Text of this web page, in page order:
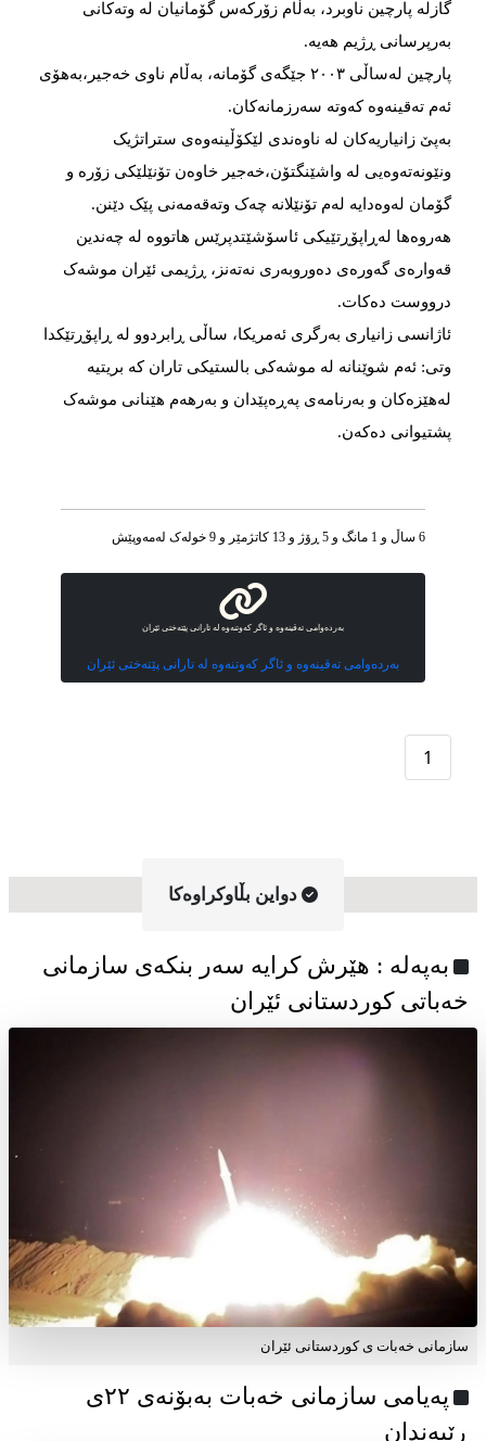
گازلە پارچین ناوبرد، بەڵام زۆرکەس گۆمانیان لە وتەکانی
بەرپرسانی ڕژیم هەیە.
پارچین لەساڵی ۲۰۰۳ جێگەی گۆمانە، بەڵام ناوی خەجیر،بەهۆی
ئەم تەقینەوە کەوتە سەرزمانەکان.
بەپێ زانیاریەکان لە ناوەندی لێکۆڵینەوەی ستراتژیک
ونێونەتەوەیی لە واشێنگتۆن،خەجیر خاوەن تۆنێلێکی زۆرە و
گۆمان لەوەدایە لەم تۆنێلانە چەک وتەقەمەنی پێک دێنن.
هەروەها لەڕاپۆڕتێیکی ئاسۆشێتدپرێس هاتووە لە چەندین
قەوارەی گەورەی دەوروبەری نەتەنز، ڕژیمی ئێران موشەک
درووست دەکات.
ئاژانسی زانیاری بەرگری ئەمریکا، ساڵی ڕابردوو لە ڕاپۆڕتێکدا
وتی: ئەم شوێنانە لە موشەکی بالستیکی تاران کە بریتیە
لەهێزەکان و بەرنامەی پەڕەپێدان و بەرهەم هێنانی موشەک
پشتیوانی دەکەن.
6 ساڵ و 1 مانگ و 5 ڕۆژ و 13 کاتژمێر و 9 خوله‌ک له‌مه‌وپێش‌
بەردەوامی تەقینەوە و ئاگر کەوتنەوە لە تارانی پێتەختی ئێران
بەردەوامی تەقینەوە و ئاگر کەوتنەوە لە تارانی پێتەختی ئێران
1
دواین بڵاوکراوه‌کا
به‌په‌له‌ : هێرش کرایە سەر بنکەی سازمانی
خەباتی کوردستانی ئێران
سازمانی خەبات ی کوردستانی ئێران
پەیامی سازمانی خەبات بەبۆنەی ۲۲ی
ڕێبەندان